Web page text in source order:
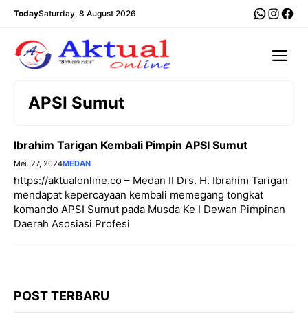
Langsung
TodaySaturday, 8 August 2026
APSI Sumut
Ibrahim Tarigan Kembali Pimpin APSI Sumut
Mei. 27, 2024MEDAN
https://aktualonline.co – Medan II Drs. H. Ibrahim Tarigan
mendapat kepercayaan kembali memegang tongkat
komando APSI Sumut pada Musda Ke I Dewan Pimpinan
Daerah Asosiasi Profesi
POST TERBARU